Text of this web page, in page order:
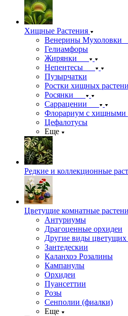
Хищные Растения
Венерины Мухоловки
Гелиамфоры
Жирянки
Непентесы
Пузырчатки
Ростки хищных
Росянки
Саррацении
Флорариум с хищными
Цефалотусы
Еще
Редкие и коллекционные
Цветущие комнатные
Антуриумы
Драгоценные орхидеи
Другие виды цветущих
Зантедескии
Каланхоэ Розалины
Кампанулы
Орхидеи
Пуансеттии
Розы
Сенполии (фиалки)
Еще